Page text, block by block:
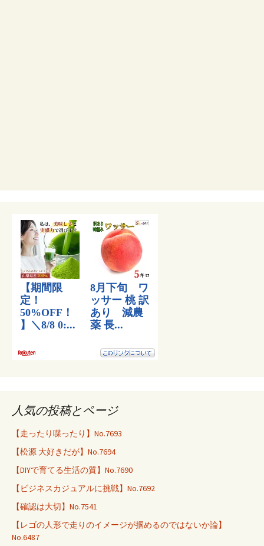
人気の投稿とページ
【走ったり喋ったり】No.7693
【松源 大好きだが】No.7694
【DIYで育てる生活の質】No.7690
【ビジネスカジュアルに挑戦】No.7692
【確認は大切】No.7541
【レゴの人形で走りのイメージが掴めるのではないか論】
No.6487